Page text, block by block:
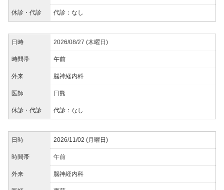
休診・代診 代診：なし
日時 2026/08/27 (木曜日)
時間帯 午前
外来 脳神経内科
医師 日熊
休診・代診 代診：なし
日時 2026/11/02 (月曜日)
時間帯 午前
外来 脳神経内科